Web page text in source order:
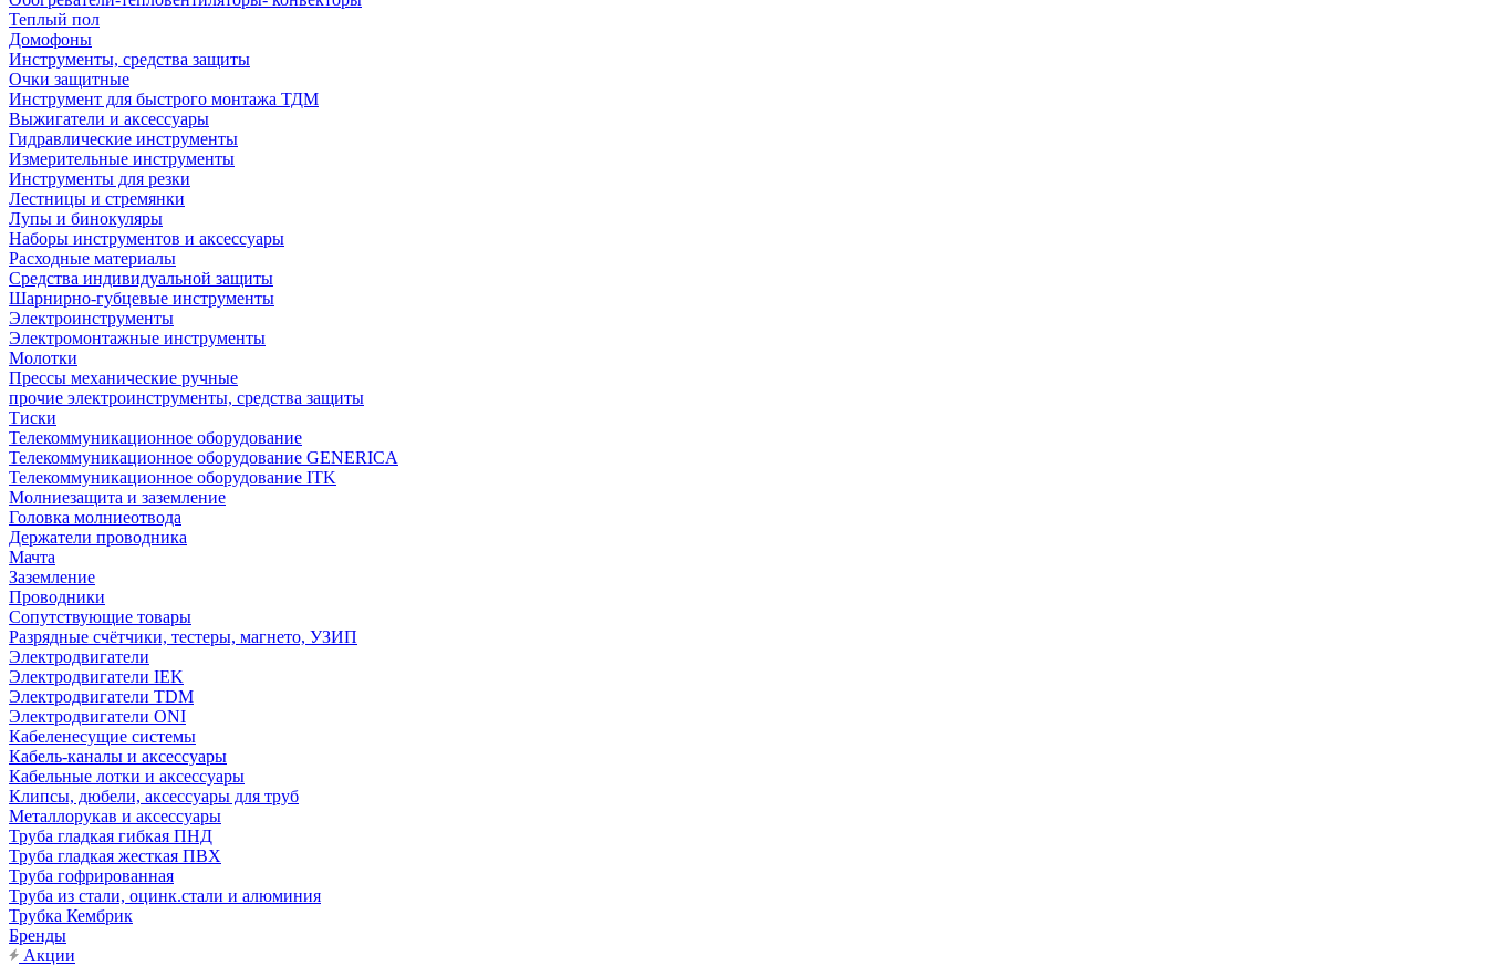
Теплый пол
Домофоны
Инструменты, средства защиты
Очки защитные
Инструмент для быстрого монтажа ТДМ
Выжигатели и аксессуары
Гидравлические инструменты
Измерительные инструменты
Инструменты для резки
Лестницы и стремянки
Лупы и бинокуляры
Наборы инструментов и аксессуары
Расходные материалы
Средства индивидуальной защиты
Шарнирно-губцевые инструменты
Электроинструменты
Электромонтажные инструменты
Молотки
Прессы механические ручные
прочие электроинструменты, средства защиты
Тиски
Телекоммуникационное оборудование
Телекоммуникационное оборудование GENERICA
Телекоммуникационное оборудование ITK
Молниезащита и заземление
Головка молниеотвода
Держатели проводника
Мачта
Заземление
Проводники
Сопутствующие товары
Разрядные счётчики, тестеры, магнето, УЗИП
Электродвигатели
Электродвигатели IEK
Электродвигатели TDM
Электродвигатели ONI
Кабеленесущие системы
Кабель-каналы и аксессуары
Кабельные лотки и аксессуары
Клипсы, дюбели, аксессуары для труб
Металлорукав и аксессуары
Труба гладкая гибкая ПНД
Труба гладкая жесткая ПВХ
Труба гофрированная
Труба из стали, оцинк.стали и алюминия
Трубка Кембрик
Бренды
Акции